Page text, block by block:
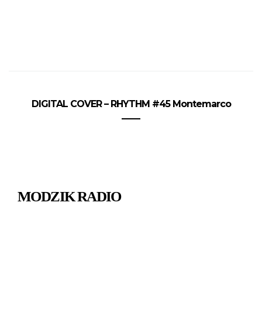
DIGITAL COVER – RHYTHM #45 Montemarco
MODZIK RADIO